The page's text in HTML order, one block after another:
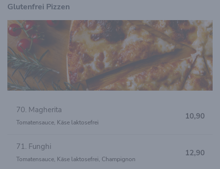
Glutenfrei Pizzen
70. Magherita
Tomatensauce, Käse laktosefrei
10,90
71. Funghi
Tomatensauce, Käse laktosefrei, Champignon
12,90